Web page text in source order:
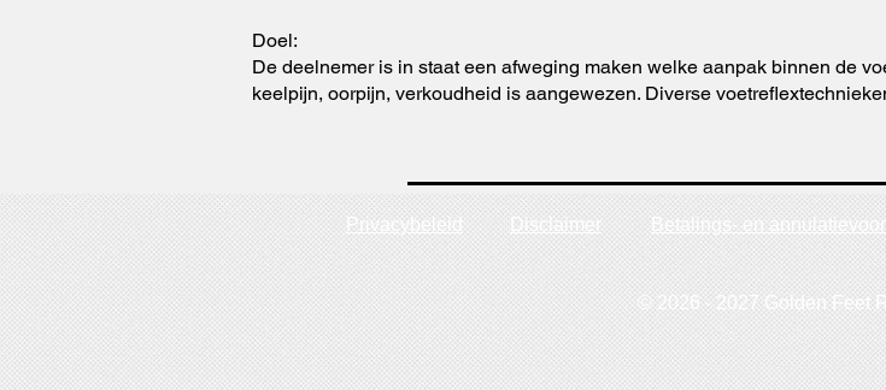
Doel:
De deelnemer is in staat een afweging maken welke aanpak binnen de
keelpijn, oorpijn, verkoudheid is aangewezen. Diverse
Privacybeleid Disclaimer Betalings- en
© 2026 - 2027 Golden Feet